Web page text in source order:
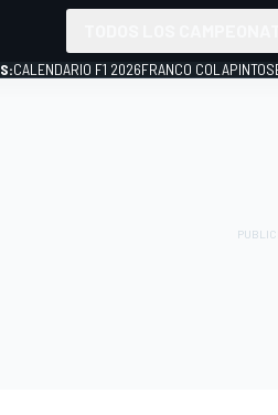
CALENDARIO F1 2026FRANCO COLAPINTO